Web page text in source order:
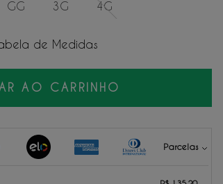
GG 3G 4G
de Medidas
AO CARRINHO
Parcelas